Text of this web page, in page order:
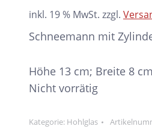
inkl. 19 % MwSt. zzgl.
Schneemann mit
Höhe 13 cm; Breite 8 cm
Nicht vorrätig
Kategorie: Hohlglas